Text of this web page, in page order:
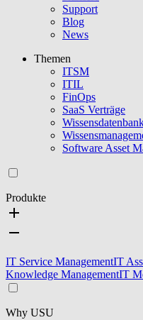
Support
Blog
News
Themen
ITSM
ITIL
FinOps
SaaS Verträge
Software Asset
Produkte
IT Service ManagementIT
Knowledge ManagementIT
Why USU